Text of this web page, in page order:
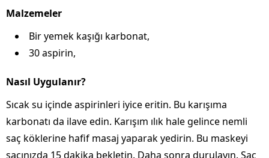
Malzemeler
Bir yemek kaşığı karbonat,
30 aspirin,
Nasıl Uygulanır?
Sıcak su içinde aspirinleri iyice eritin. Bu karışıma
karbonatı da ilave edin. Karışım ılık hale gelince nemli
saç köklerine hafif masaj yaparak yedirin. Bu maskeyi
saçınızda 15 dakika bekletin. Daha sonra durulayın. Saç